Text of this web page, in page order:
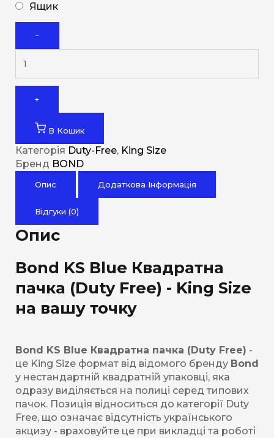
Ящик
−
+
В Кошик
Категорія Duty-Free, King Size
Бренд BOND
Опис Додаткова Інформація
Відгуки (0)
Опис
Bond KS Blue Квадратна
пачка (Duty Free) - King Size
на вашу точку
Bond KS Blue Квадратна пачка (Duty Free) -
це King Size формат від відомого бренду Bond
у нестандартній квадратній упаковці, яка
одразу виділяється на полиці серед типових
пачок. Позиція відноситься до категорії Duty
Free, що означає відсутність українського
акцизу - враховуйте це при викладці та роботі